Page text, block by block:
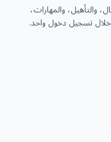
والتأهيل، والمهارات،
خلال تسجيل دخول واحد.